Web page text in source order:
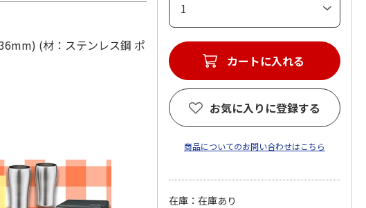
(材：ステンレス鋼 ポ
カートに入れる
お気に入りに登録する
商品についてのお問い合わせはこちら
在庫：在庫あり